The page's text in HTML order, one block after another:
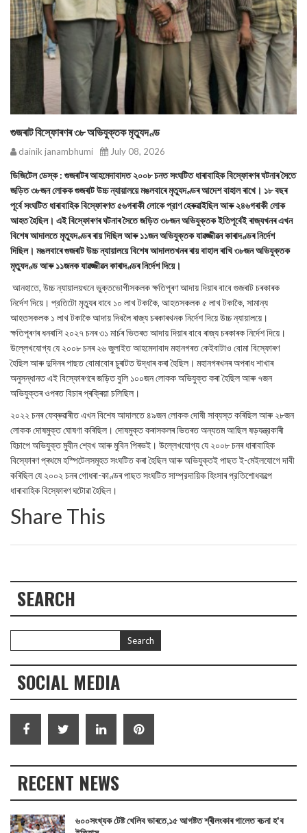
গুজৰাট বিস্ফোৰণৰ ৩৮ অভিযুক্তক মৃত্যুদণ্ড
dainik janambhumi July 08, 2026
ডিজিটেল ডেস্ক : গুজৰাটৰ আহমেদাবাদত ২০০৮ চনত সংঘটিত ধাৰাবাহিক বিস্ফোৰণৰ ঘটনাৰ সৈতে
জড়িত ৩৮জন লোকক গুজৰাট উচ্চ ন্যায়ালয়ে মঙলবাৰে মৃত্যুদণ্ডৰ আদেশ বাহাল ৰাখে। ১৮ বছৰ
পূৰ্বে সংঘটিত ধাৰাবাহিক বিস্ফোৰণত ৫৬গৰাকী লোকে প্রাণ হেৰুৱাইছিল আৰু ২৪৬গৰাকী লোক
আহত হৈছিল। এই বিস্ফোৰণৰ ঘটনাৰ সৈতে জড়িত ৩৮জন অভিযুক্তক ইতিপূর্বেই ৰাজ্যখনৰ এখন
বিশেষ আদালতে মৃত্যুদণ্ডৰ ৰায় দিছিল আৰু ১১জন অভিযুক্তক যাৱজ্জীৱন কাৰাদণ্ডৰ নিৰ্দেশ
দিছিল। মঙলবাৰে গুজৰাট উচ্চ ন্যায়ালয়ে বিশেষ আদালতখনৰ ৰায় বাহাল ৰাখি ৩৮জন অভিযুক্তক
মৃত্যুদণ্ড আৰু ১১জনক যাৱজ্জীৱন কাৰাদণ্ডৰ নিৰ্দেশ দিয়ে।
আনহাতে, উচ্চ ন্যায়ালয়খনে ভুক্তভোগীসকলক ক্ষতিপূৰণ আদায় দিয়াৰ বাবে গুজৰাট চৰকাৰক
নির্দেশ দিয়ে। প্রতিটো মৃত্যুৰ বাবে ১০ লাখ টকাকৈ, আহতসকলক ৫ লাখ টকাকৈ, সামান্য
আহতসকলক ১ লাখ টকাকৈ আদায় দিবলৈ ৰাজ্য চৰকাৰখনক নির্দেশ দিয়ে উচ্চ ন্যায়ালয়ে।
ক্ষতিপূৰণৰ ধনৰাশি ২০২৭ চনৰ ৩১ মাৰ্চৰ ভিতৰত আদায় দিয়াৰ বাবে ৰাজ্য চৰকাৰক নির্দেশ দিয়ে।
উল্লেখযোগ্য যে ২০০৮ চনৰ ২৬ জুলাইত আহমেদাবাদ মহানগৰত কেইবাটাও বোমা বিস্ফোৰণ
হৈছিল আৰু দুদিনৰ পাছত বোমাবোৰ চুৰাটত উদ্ধাৰ কৰা হৈছিল। মহানগৰখনৰ অপৰাধ শাখাৰ
অনুসন্ধানত এই বিস্ফোৰণৰে জড়িত বুলি ১০০জন লোকক অভিযুক্ত কৰা হৈছিল আৰু ৭জন
অভিযুক্তৰ ওপৰত বিচাৰ প্ৰক্ৰিয়া চলিছিল।
২০২২ চনৰ ফেব্ৰুৱাৰীত এখন বিশেষ আদালতে ৪৯জন লোকক দোষী সাব্যস্ত কৰিছিল আৰু ২৮জন
লোকক দোষমুক্ত ঘোষণা কৰিছিল। দোষমুক্ত কৰাসকলৰ ভিতৰত অন্যতম আছিল ষড়যন্ত্রকাৰী
হিচাপে অভিযুক্ত মুবীন শ্বেখ আৰু মুবিন পিৰভই। উল্লেখযোগ্য যে ২০০৮ চনৰ ধাৰাবাহিক
বিস্ফোৰণ প্ৰথমে হস্পিটেলসমূহত সংঘটিত কৰা হৈছিল আৰু অভিযুক্তই পাছত ই-মেইলযোগে দাবী
কৰিছিল যে ২০০২ চনৰ গোধৰা-কাণ্ডৰ পাছত সংঘটিত সাম্প্রদায়িক হিংসাৰ প্রতিশোধকল্পে
ধাৰাবাহিক বিস্ফোৰণ ঘটোৱা হৈছিল।
Share This
SEARCH
SOCIAL MEDIA
RECENT NEWS
৬০০সংখ্যক টেষ্ট খেলিব ভাৰতে,১৫ আগষ্টত শ্ৰীলংকাৰ গালেত ৰচনা হ'ব